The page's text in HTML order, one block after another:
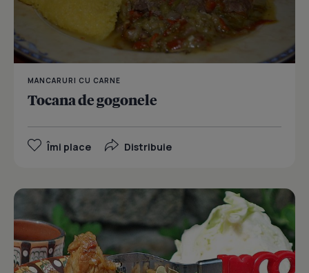
MANCARURI CU CARNE
Tocana de gogonele
Îmi place Distribuie